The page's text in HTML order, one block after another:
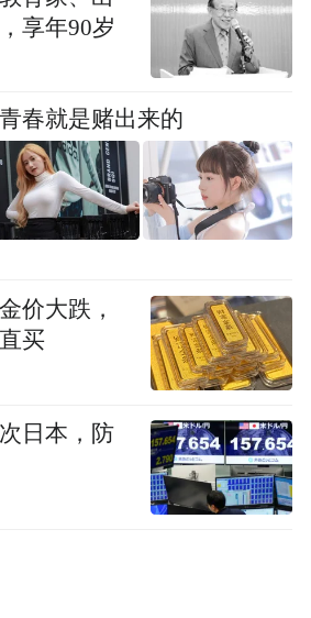
享年90岁
春就是赌出来的
价大跌，
买
日本，防